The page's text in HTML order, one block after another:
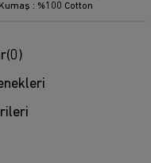
: %100 Cotton
(0)